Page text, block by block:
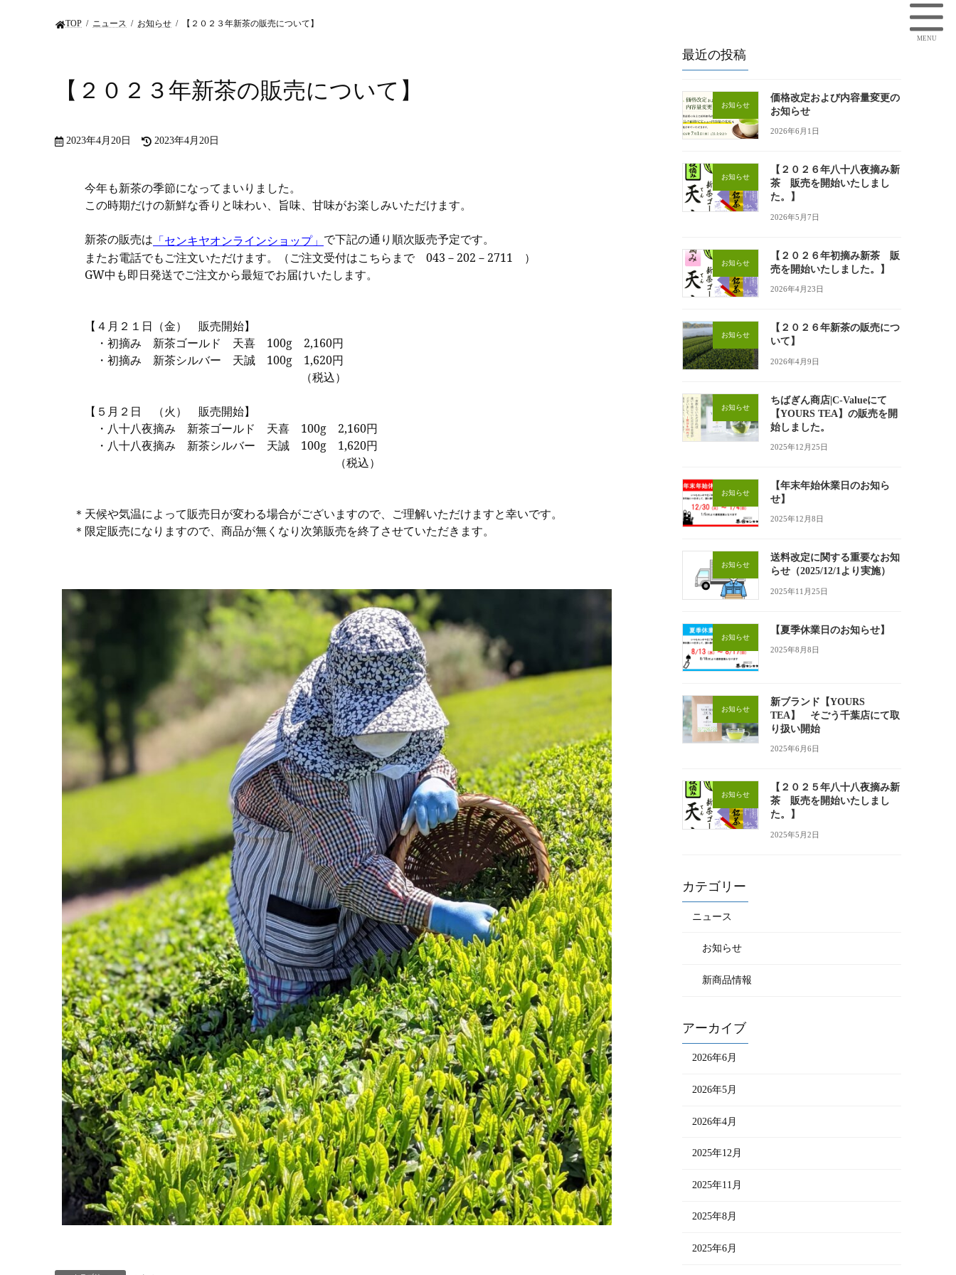
TOP ニュース お知らせ 【２０２３年新茶の販売について】
【２０２３年新茶の販売について】
2023年4月20日 2023年4月20日
今年も新茶の季節になってまいりました。
この時期だけの新鮮な香りと味わい、旨味、甘味がお楽しみいただけます。
新茶の販売は 「センキヤオンラインショップ」 で下記の通り 順次販売予定です。
またお電話でもご注文いただけます。
（ご注文受付はこちらまで 043－202－2711 ）
GW中も即日発送でご注文から最短でお届けいたします。
【４月２１日（金） 販売開始】
・初摘み 新茶ゴールド 天喜 100g 2,160円
・初摘み 新茶シルバー 天誠 100g 1,620円
（税込）
【５月２日 （火） 販売開始】
・八十八夜摘み 新茶ゴールド 天喜 100g 2,160円
・八十八夜摘み 新茶シルバー 天誠 100g 1,620円
（税込）
＊天候や気温によって販売日が変わる場合がございますので、ご理解いただけますと幸いです。
＊限定販売になりますので、商品が無くなり次第販売を終了させていただきます。
最近の投稿
お知らせ
価格改定および内容量変更の
お知らせ
2026年6月1日
お知らせ
【２０２６年八十八夜摘み新
茶 販売を開始いたしまし
た。】
2026年5月7日
お知らせ
【２０２６年初摘み新茶 販
売を開始いたしました。】
2026年4月23日
お知らせ
【２０２６年新茶の販売につ
いて】
2026年4月9日
お知らせ
ちばぎん商店|C-Valueにて
【YOURS TEA】の販売を開
始しました。
2025年12月25日
お知らせ
【年末年始休業日のお知ら
せ】
2025年12月8日
お知らせ
送料改定に関する重要なお知
らせ（2025/12/1より実施）
2025年11月25日
お知らせ
【夏季休業日のお知らせ】
2025年8月8日
お知らせ
新ブランド【YOURS
TEA】 そごう千葉店にて取
り扱い開始
2025年6月6日
お知らせ
【２０２５年八十八夜摘み新
茶 販売を開始いたしまし
た。】
2025年5月2日
カテゴリー
ニュース
お知らせ
新商品情報
アーカイブ
2026年6月
2026年5月
2026年4月
2025年12月
2025年11月
2025年8月
2025年6月